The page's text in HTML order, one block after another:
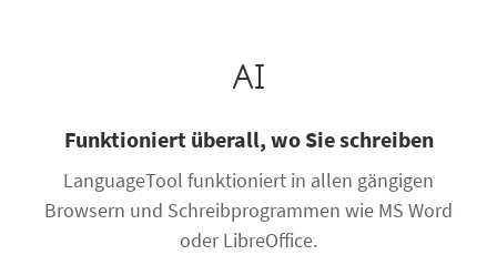
Funktioniert überall, wo Sie schreiben
LanguageTool funktioniert in allen gängigen
Browsern und Schreibprogrammen wie MS Word
oder LibreOffice.